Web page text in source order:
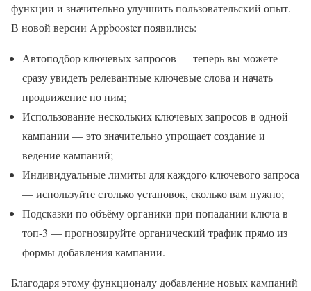
функции и значительно улучшить пользовательский опыт.
В новой версии Appbooster появились:
Автоподбор ключевых запросов — теперь вы можете
сразу увидеть релевантные ключевые слова и начать
продвижение по ним;
Использование нескольких ключевых запросов в одной
кампании — это значительно упрощает создание и
ведение кампаний;
Индивидуальные лимиты для каждого ключевого запроса
— используйте столько установок, сколько вам нужно;
Подсказки по объёму органики при попадании ключа в
топ-3 — прогнозируйте органический трафик прямо из
формы добавления кампании.
Благодаря этому функционалу добавление новых кампаний